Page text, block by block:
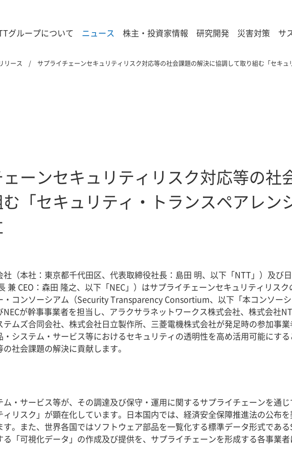
グループについて ニュース 株主・投資家情報 研究開発 災害対策 サ
リース
サプライチェーンセキュリティリスク対応等の社会課題の解決に協調して取り組む「セキュ
ーンセキュリティリスク対応等の社
む「セキュリティ・トランスペアレン
（本社：東京都千代田区、代表取締役社長：島田 明、以下「NTT」）及び
兼 CEO：森田 隆之、以下「NEC」）はサプライチェーンセキュリティリス
・コンソーシアム（Security Transparency Consortium、以下「本コンソー
が幹事事業者を担当し、アラクサラネットワークス株式会社、株式会社
テムズ合同会社、株式会社日立製作所、三菱電機株式会社が発足時の参加事
・システム・サービス等におけるセキュリティの透明性を高め活用可能にす
社会課題の解決に貢献します。
・サービス等が、その調達及び保守・運用に関するサプライチェーンを通
ィリスク」が顕在化しています。日本国内では、経済安全保障推進法の公布
。また、世界各国ではソフトウェア部品を一覧化する標準データ形式であ
「可視化データ」の作成及び提供を、サプライチェーンを形成する各事業者